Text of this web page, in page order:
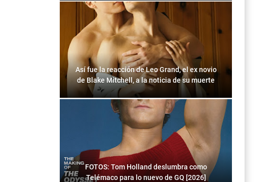
Así fue la reacción de Leo Grand, el ex novio
de Blake Mitchell, a la noticia de su muerte
FOTOS: Tom Holland deslumbra como
Telémaco para lo nuevo de GQ [2026]